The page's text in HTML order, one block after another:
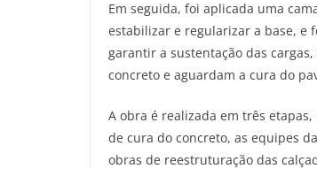
Em seguida, foi aplicada uma
estabilizar e regularizar a base, e
garantir a sustentação das
concreto e aguardam a cura do
A obra é realizada em três
de cura do concreto, as equipes
obras de reestruturação das